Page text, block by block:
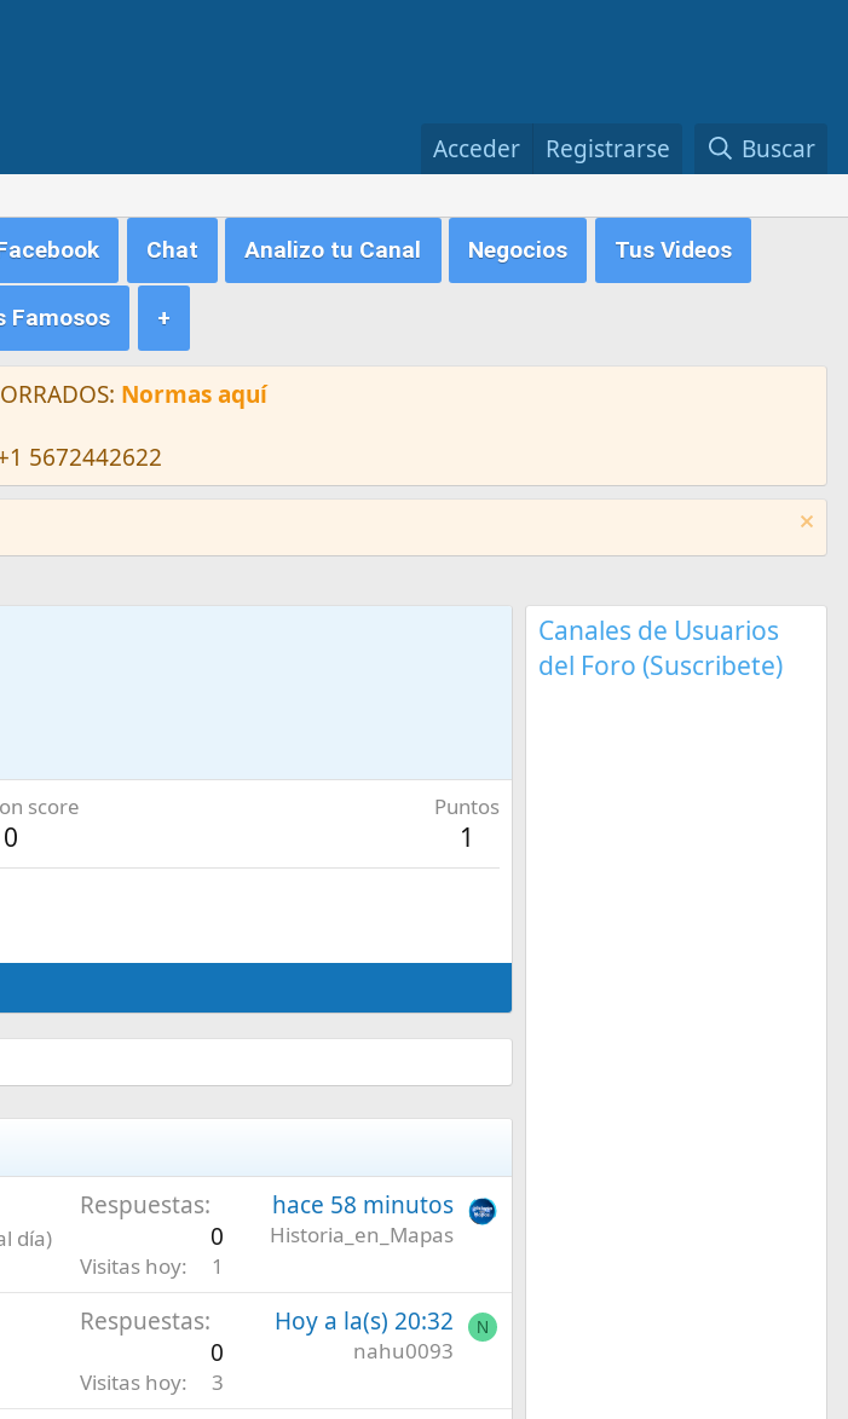
Acceder Registrarse Buscar
Chat Analizo tu Canal Negocios Tus Videos
Famosos +
Normas aquí
5672442622
score
0
Puntos
1
día)
Respuestas
0
Visitas hoy 1
hace 58 minutos
Historia_en_Mapas
Respuestas
0
Visitas hoy 3
Hoy a la(s) 20:32
nahu0093
N
Canales de Usuarios
del Foro (Suscribete)